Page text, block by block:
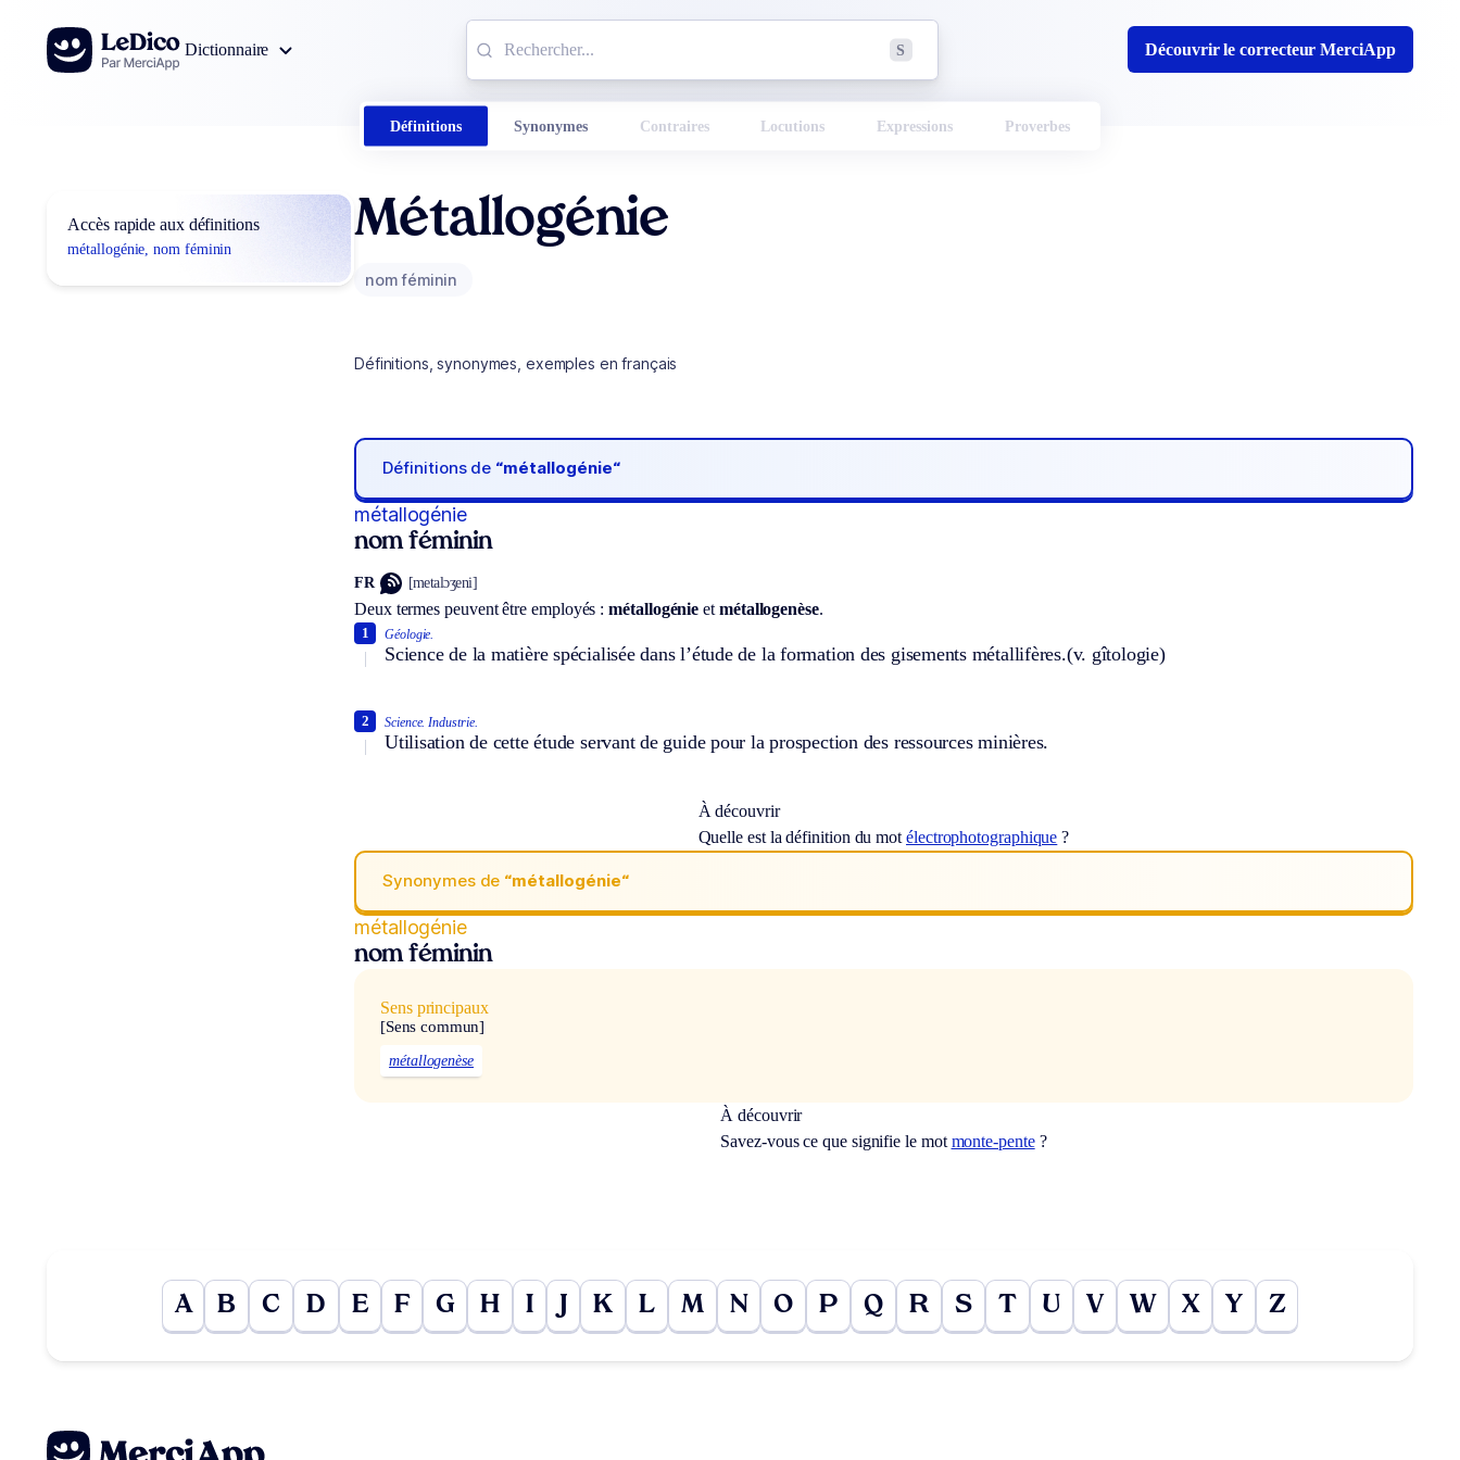
Aller au contenu
Dictionnaire
S Découvrir le correcteur MerciApp
Définitions Synonymes Contraires Locutions Expressions Proverbes
Accès rapide aux définitions
métallogénie, nom féminin
Métallogénie
nom féminin
Définitions, synonymes, exemples en français
Définitions de “métallogénie“
métallogénie
nom féminin
FR [metalɔʒeni]
Deux termes peuvent être employés :métallogénie et métallogenèse.
Géologie.
Science de la matière spécialisée dans l’étude de la formation des gisements métallifères.(v. gîtologie)
1
Science. Industrie.
Utilisation de cette étude servant de guide pour la prospection des ressources minières.
2
À découvrir
Quelle est la définition du mot électrophotographique ?
Synonymes de “métallogénie“
métallogénie
nom féminin
Sens principaux
[Sens commun]
métallogenèse
À découvrir
Savez-vous ce que signifie le mot monte-pente?
A B C D E F G H I J K L M N O P Q R S T U V W X Y Z